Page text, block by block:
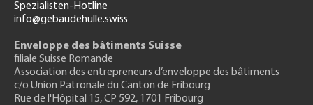
Spezialisten-Hotline
info@gebäudehülle.swiss
Enveloppe des bâtiments Suisse
filiale Suisse Romande
Association des entrepreneurs d’enveloppe des bâtiments
c/o Union Patronale du Canton de Fribourg
Rue de l'Hôpital 15, CP 592, 1701 Fribourg